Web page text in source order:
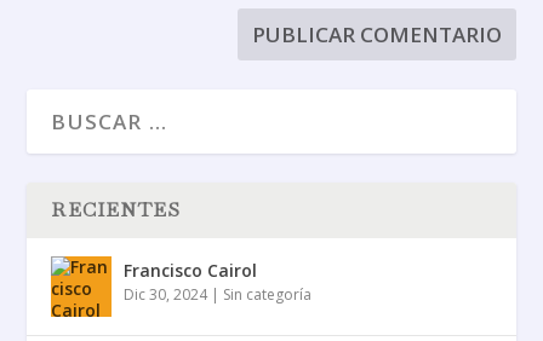
RECIENTES
Francisco Cairol
Dic 30, 2024| Sin categoría